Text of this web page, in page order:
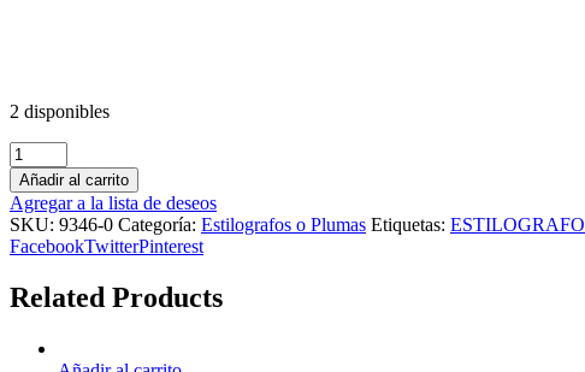
2 disponibles
Añadir al carrito
Agregar a la lista de deseos
SKU: 9346-0 Categoría: Estilografos o Plumas Etiquetas: ESTILOGRAFO
FacebookTwitterPinterest
Related Products